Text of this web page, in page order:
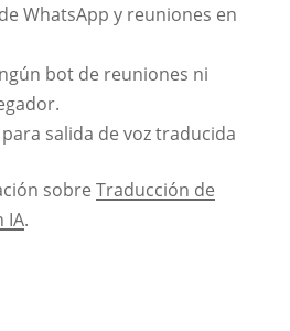
WhatsApp y reuniones en
bot de reuniones ni
salida de voz traducida
sobre Traducción de
IA.